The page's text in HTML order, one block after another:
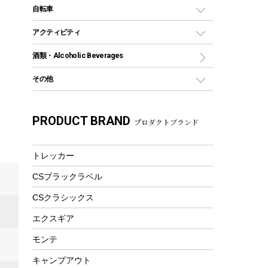
グランドシート
ガイドロープ
ツール
焚き火台&ストーブ
火起こし
バーベキューツール
燃料・着火剤・炭
クッキングツール
ナイフ
カトラリー
マグカップ、カップ
フードボトル
コーヒー&ミル
トレー
ランチョンマット
ランチボックス
ピクニックセット
ディズニーボトル
保冷剤
リュック、バックパック
トートバッグ、サコッシュ
ショッピングキャリー
その他アウトドア雑貨
レイン
ツール、他
インフレータブル
カヤック
パドル
ヘルメット
アクセサリー
自転車
折りたたみ自転車
スポーツサイクル
シティサイクル
自転車用アクセサリー
自転車ウェア
アクティビティ
マリン
ラッシュガード
テント
フローティングベスト
ヘルメット
エアーポンプ
ウィンター
防寒ウェア
酒類・Alcoholic Beverages
その他
湯たんぽ
PRODUCT BRAND プロダクトブランド
トレッカー
CSブラックラベル
CSクラシックス
エクスギア
モンテ
キャンプアウト